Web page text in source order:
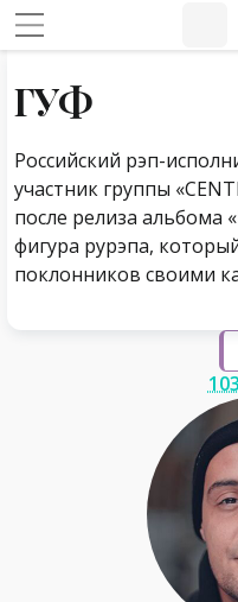
ГУФ
Российский рэп-
участник группы
после релиза альбома
фигура рурэпа,
поклонников своими